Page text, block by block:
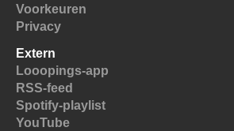
Voorkeuren
Privacy
Extern
Looopings-app
RSS-feed
Spotify-playlist
YouTube